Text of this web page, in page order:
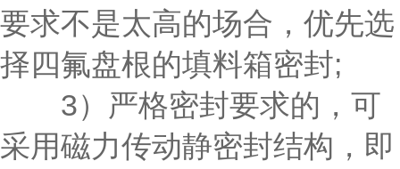
要求不是太高的场合，优先选
择四氟盘根的填料箱密封;
3）严格密封要求的，可
采用磁力传动静密封结构，即